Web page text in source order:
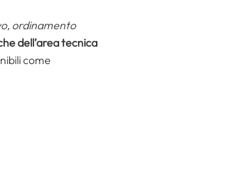
ordinamento
dell’area tecnica
come